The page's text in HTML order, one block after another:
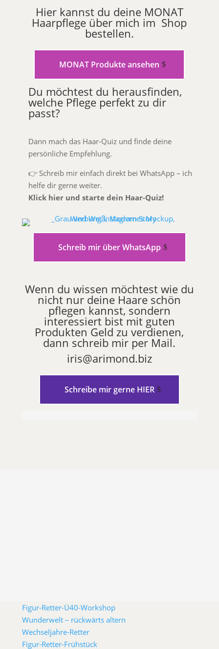
Hier kannst du deine MONAT
Haarpflege über mich im Shop
bestellen.
MONAT Produkte ansehen
Du möchtest du herausfinden,
welche Pflege perfekt zu dir
passt?
Dann mach das Haar-Quiz und finde deine
persönliche Empfehlung.
👉 Schreib mir einfach direkt bei WhatsApp – ich
helfe dir gerne weiter.
Klick hier und starte dein Haar-Quiz!
Schreib mir über WhatsApp
Wenn du wissen möchtest wie du
nicht nur deine Haare schön
pflegen kannst, sondern
interessiert bist mit guten
Produkten Geld zu verdienen,
dann schreib mir per Mail.
iris@arimond.biz
Schreibe mir gerne HIER
Figur-Retter-Ü40-Workshop
Wunderwelt – rückwärts altern
Wechseljahre-Retter
Figur-Retter-Frühstück